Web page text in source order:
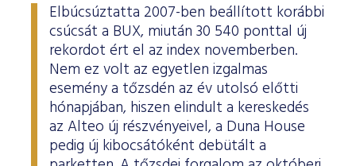
Elbúcsúztatta 2007-ben beállított korábbi
csúcsát a BUX, miután 30 540 ponttal új
rekordot ért el az index novemberben.
Nem ez volt az egyetlen izgalmas
esemény a tőzsdén az év utolsó előtti
hónapjában, hiszen elindult a kereskedés
az Alteo új részvényeivel, a Duna House
pedig új kibocsátóként debütált a